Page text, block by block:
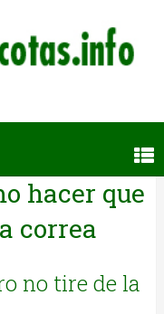
hacer que
correa
no tire de la